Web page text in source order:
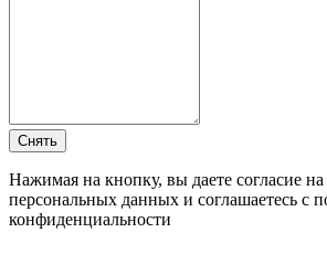
Нажимая на кнопку, вы даете согласие на
персональных данных и соглашаетесь c
конфиденциальности